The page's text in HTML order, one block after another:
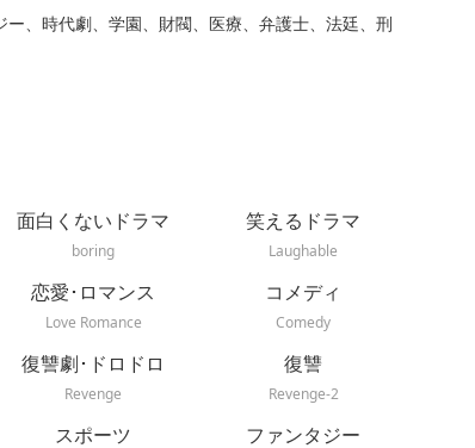
、時代劇、学園、財閥、医療、弁護士、法廷、刑
面白くないドラマ
boring
笑えるドラマ
Laughable
恋愛･ロマンス
Love Romance
コメディ
Comedy
復讐劇･ドロドロ
Revenge
復讐
Revenge-2
スポーツ
ファンタジー